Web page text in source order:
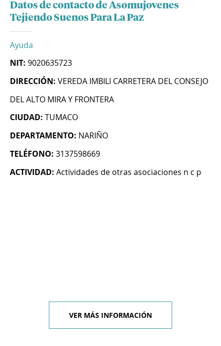
Datos de contacto de Asomujovenes
Tejiendo Suenos Para La Paz
Ayuda
NIT: 9020635723
DIRECCIÓN: VEREDA IMBILI CARRETERA DEL CONSEJO
DEL ALTO MIRA Y FRONTERA
CIUDAD: TUMACO
DEPARTAMENTO: NARIÑO
TELÉFONO: 3137598669
ACTIVIDAD: Actividades de otras asociaciones n c p
VER MÁS INFORMACIÓN